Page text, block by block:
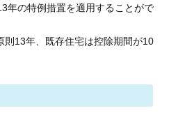
年の特例措置を適用することがで
13年、既存住宅は控除期間が10